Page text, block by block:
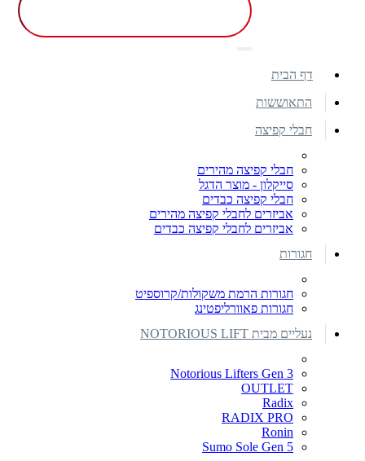
דף הבית
התאוששות
חבלי קפיצה
חבלי קפיצה מהירים
סייקלון - מוצר הדגל
חבלי קפיצה כבדים
אביזרים לחבלי קפיצה מהירים
אביזרים לחבלי קפיצה כבדים
חגורות
חגורות הרמת משקולות/קרוספיט
חגורות פאוורליפטינג
נעליים מבית NOTORIOUS LIFT
Notorious Lifters Gen 3
OUTLET
Radix
RADIX PRO
Ronin
Sumo Sole Gen 5